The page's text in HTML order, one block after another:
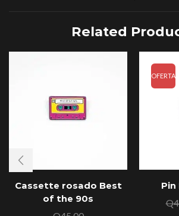
Related
Cassette rosado Best
of the 90s
OFERTA
Pin
Q